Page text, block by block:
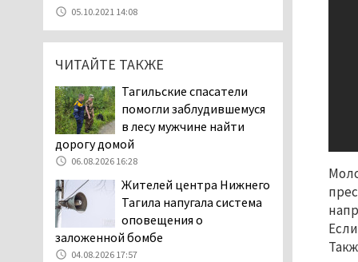
В Нижнем Тагиле в День
города перекроют
центральные улицы и
ограничат парковку
В суд направлено
уголовное дело о
мошенничестве при
строительстве ИЖС в Нижнем
07.08.2026 11:47
Екатеринбург подвергся
атаке БПЛА, восемь из
них были сбиты, три
05.10.2021 14:08
ЧИТАЙТЕ ТАКЖЕ
Тагильские спасатели
помогли заблудившемуся
в лесу мужчине найти
дорогу домой
06.08.2026 16:28
Жителей центра Нижнего
Тагила напугала система
оповещения о
заложенной бомбе
04.08.2026 17:57